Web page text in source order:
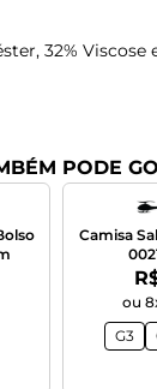
32% Viscose
PODE
Camisa
ou
G3